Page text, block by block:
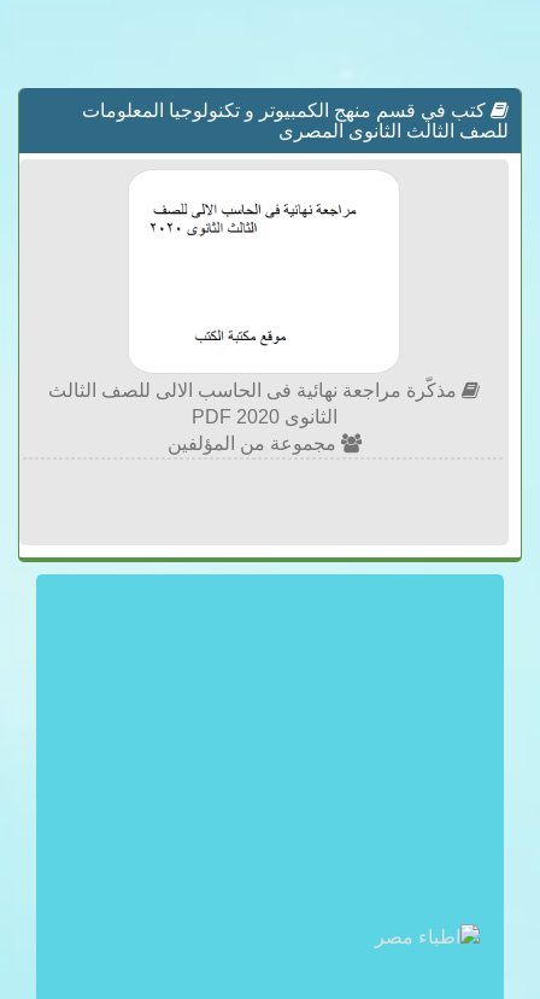
كتب في قسم منهج الكمبيوتر و تكنولوجيا المعلومات
للصف الثالث الثانوى المصرى
مذكّرة مراجعة نهائية فى الحاسب الالى للصف الثالث
الثانوى 2020 PDF
مجموعة من المؤلفين